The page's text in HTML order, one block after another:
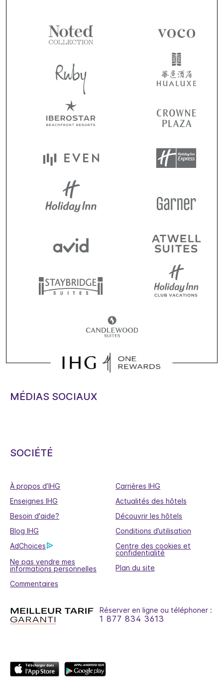
MÉDIAS SOCIAUX
SOCIÉTÉ
À propos d’IHG
Carrières IHG
Enseignes IHG
Actualités des hôtels
Besoin d'aide?
Découvrir les hôtels
Blog IHG
Conditions d’utilisation
AdChoices
Centre des cookies et
confidentialité
Ne pas vendre mes
informations personnelles
Plan du site
Commentaires
Réserver en ligne ou téléphoner :
1 877 834 3613